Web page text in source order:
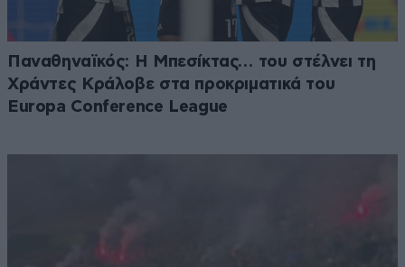
Παναθηναϊκός: Η Μπεσίκτας… του στέλνει τη
Χράντες Κράλοβε στα προκριματικά του
Europa Conference League